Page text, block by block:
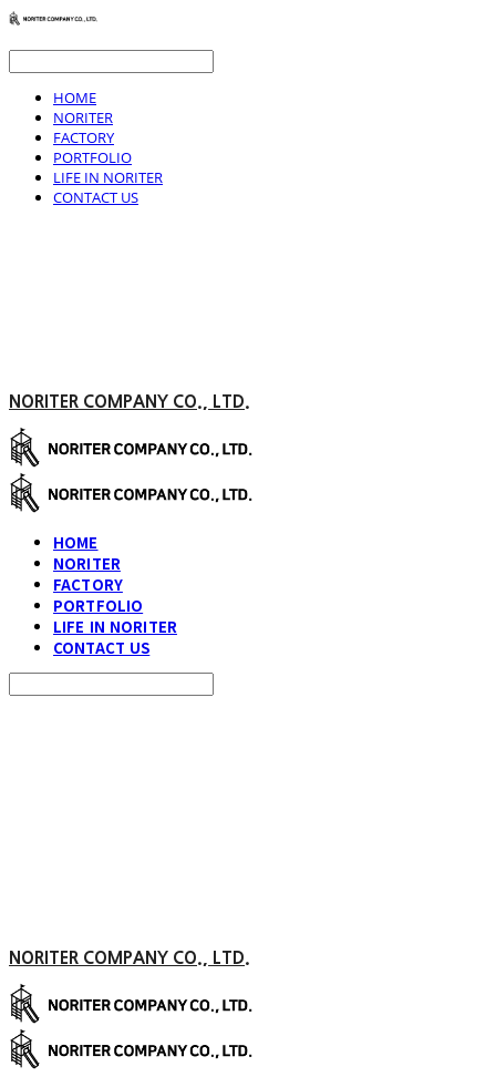
HOME
NORITER
FACTORY
PORTFOLIO
LIFE IN NORITER
CONTACT US
NORITER COMPANY CO., LTD.
HOME
NORITER
FACTORY
PORTFOLIO
LIFE IN NORITER
CONTACT US
NORITER COMPANY CO., LTD.